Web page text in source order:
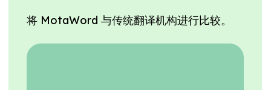
将 MotaWord 与传统翻译机构进行比较。